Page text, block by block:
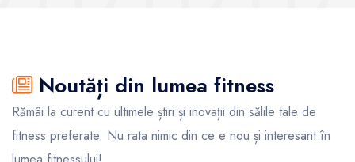
Noutăți din lumea fitness
Rămâi la curent cu ultimele știri și inovații din sălile tale de
fitness preferate. Nu rata nimic din ce e nou și interesant în